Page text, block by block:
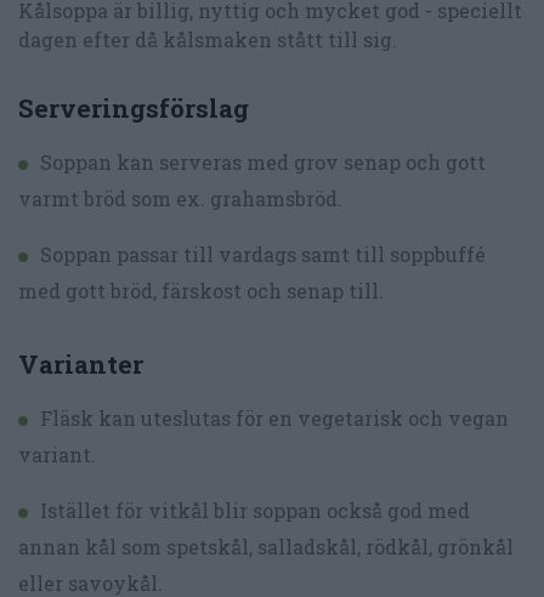
Kålsoppa är billig, nyttig och mycket god - speciellt
dagen efter då kålsmaken stått till sig.
Serveringsförslag
Soppan kan serveras med grov senap och gott
varmt bröd som ex. grahamsbröd.
Soppan passar till vardags samt till soppbuffé
med gott bröd, färskost och senap till.
Varianter
Fläsk kan uteslutas för en vegetarisk och vegan
variant.
Istället för vitkål blir soppan också god med
annan kål som spetskål, salladskål, rödkål, grönkål
eller savoykål.